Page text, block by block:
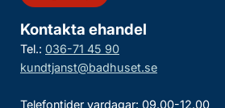
Kontakta ehandel
Tel.: 036-71 45 90
kundtjanst@badhuset.se
Telefontider vardagar: 09.00-12.00